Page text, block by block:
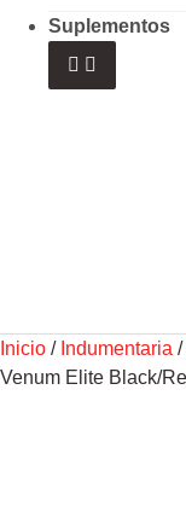
Suplementos
Inicio / Indumentaria /
Venum Elite Black/